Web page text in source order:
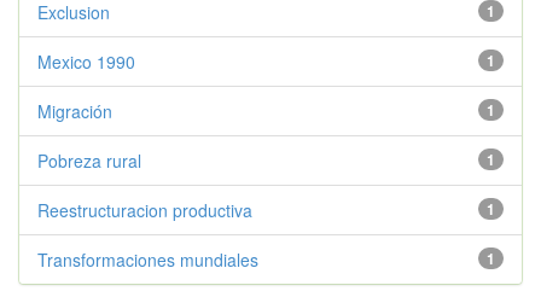
1
Exclusion
1
Mexico 1990
1
Migración
1
Pobreza rural
1
Reestructuracion productiva
1
Transformaciones mundiales